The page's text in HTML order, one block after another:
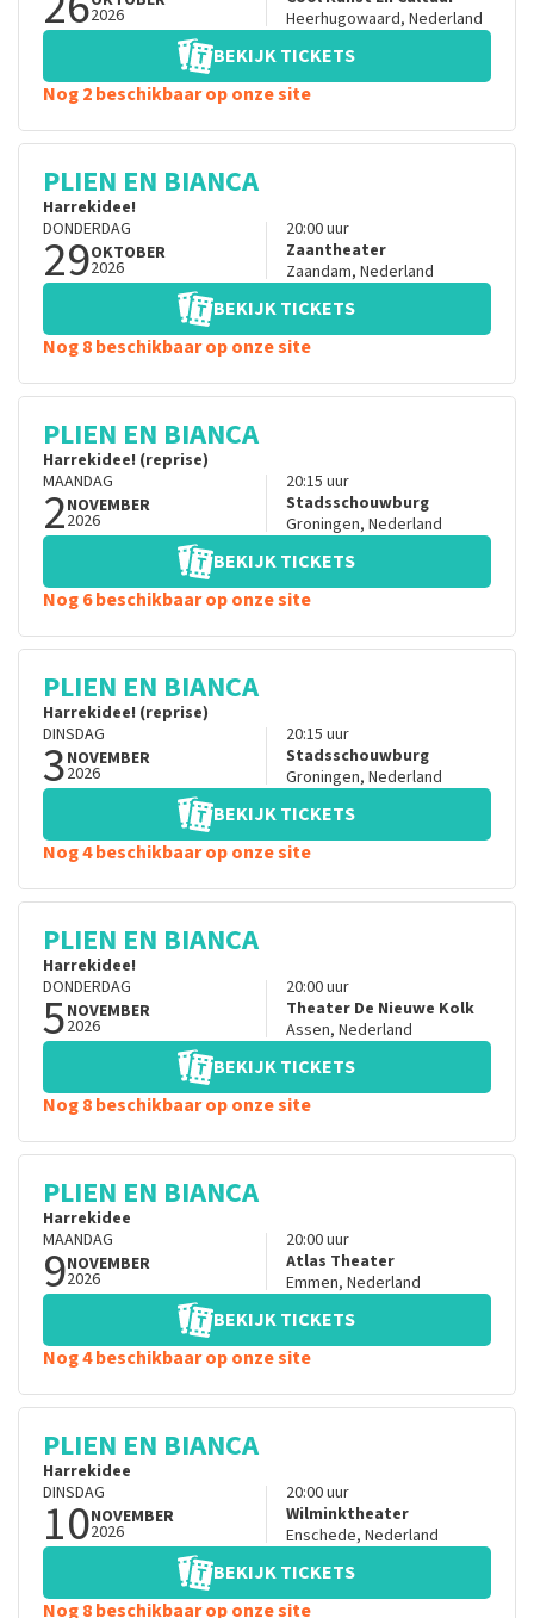
2026
Heerhugowaard, Nederland
BEKIJK TICKETS
Nog 2 beschikbaar op onze site
PLIEN EN BIANCA
Harrekidee!
DONDERDAG
29OKTOBER
2026
20:00uur
Zaantheater
Zaandam, Nederland
BEKIJK TICKETS
Nog 8 beschikbaar op onze site
PLIEN EN BIANCA
Harrekidee! (reprise)
MAANDAG
2NOVEMBER
2026
20:15 uur
Stadsschouwburg
Groningen, Nederland
BEKIJK TICKETS
Nog 6 beschikbaar op onze site
PLIEN EN BIANCA
Harrekidee! (reprise)
DINSDAG
3NOVEMBER
2026
20:15 uur
Stadsschouwburg
Groningen, Nederland
BEKIJK TICKETS
Nog 4 beschikbaar op onze site
PLIEN EN BIANCA
Harrekidee!
DONDERDAG
5NOVEMBER
2026
20:00uur
Theater De Nieuwe Kolk
Assen, Nederland
BEKIJK TICKETS
Nog 8 beschikbaar op onze site
PLIEN EN BIANCA
Harrekidee
MAANDAG
9NOVEMBER
2026
20:00uur
Atlas Theater
Emmen, Nederland
BEKIJK TICKETS
Nog 4 beschikbaar op onze site
PLIEN EN BIANCA
Harrekidee
DINSDAG
10NOVEMBER
2026
20:00uur
Wilminktheater
Enschede, Nederland
BEKIJK TICKETS
Nog 8 beschikbaar op onze site